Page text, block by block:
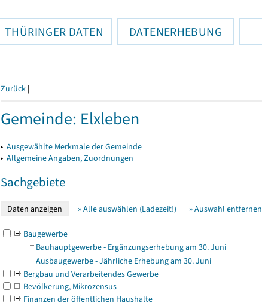
THÜRINGER DATEN DATENERHEBUNG
Zurück |
Gemeinde: Elxleben
▸ Ausgewählte Merkmale der Gemeinde
▸ Allgemeine Angaben, Zuordnungen
Sachgebiete
» Alle auswählen (Ladezeit!) » Auswahl entfernen
Baugewerbe
Bauhauptgewerbe - Ergänzungserhebung am 30. Juni
Ausbaugewerbe - Jährliche Erhebung am 30. Juni
Bergbau und Verarbeitendes Gewerbe
Bevölkerung, Mikrozensus
Finanzen der öffentlichen Haushalte